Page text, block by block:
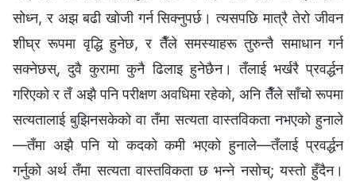
सोध्न, र अझ बढी खोजी गर्न सिक्‍नुपर्छ। त्यसपछि मात्रै तेरो जीवन
शीघ्र रूपमा वृद्धि हुनेछ, र तैँले समस्याहरू तुरुन्तै समाधान गर्न
सक्‍नेछस्, दुवै कुरामा कुनै ढिलाइ हुनेछैन। तँलाई भर्खरै प्रवर्द्धन
गरिएको र तँ अझै पनि परीक्षण अवधिमा रहेको, अनि तैँले साँचो रूपमा
सत्यतालाई बुझिनसकेको वा तँमा सत्यता वास्तविकता नभएको हुनाले
—तँमा अझै पनि यो कदको कमी भएको हुनाले—तँलाई प्रवर्द्धन
गर्नुको अर्थ तँमा सत्यता वास्तविकता छ भन्‍ने नसोच्; यस्तो हुँदैन।